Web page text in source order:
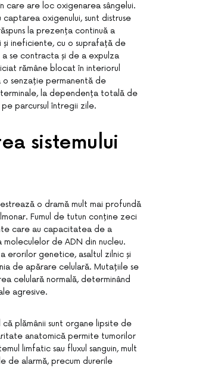
care are loc oxigenarea sângelui.
oxigenului, sunt distruse
la prezența continuă a
ineficiente, cu o suprafață de
se contracta și de a expulza
rămâne blocat în interiorul
senzație permanentă de
la dependența totală de
parcursul întregii zile.
sistemului
o dramă mult mai profundă
Fumul de tutun conține zeci
care au capacitatea de a
de ADN din nucleu.
erorilor genetice, asaltul zilnic și
de apărare celulară. Mutațiile se
celulară normală, determinând
agresive.
plămânii sunt organe lipsite de
anatomică permite tumorilor
limfatic sau fluxul sanguin, mult
de alarmă, precum durerile